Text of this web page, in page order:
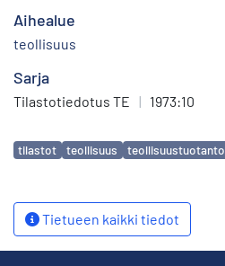
Aihealue
teollisuus
Sarja
Tilastotiedotus TE | 1973:10
Avainsanat
tilastot teollisuus teollisuustuotanto
Tietueen kaikki tiedot